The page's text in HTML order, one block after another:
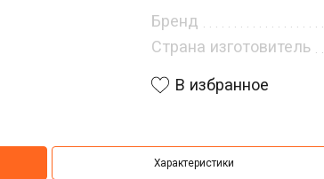
Бренд
Страна изготовитель
В избранное
Характеристики